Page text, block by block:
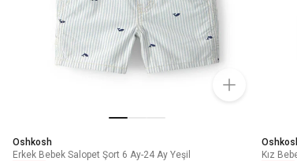
Oshkosh
Erkek Bebek Salopet Şort 6 Ay-24 Ay Yeşil
Kız